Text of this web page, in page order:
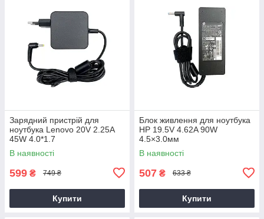
Зарядний пристрій для
ноутбука Lenovo 20V 2.25A
45W 4.0*1.7
В наявності
599 ₴ 749 ₴
Купити
Блок живлення для ноутбука
HP 19.5V 4.62A 90W
4.5×3.0мм
В наявності
507 ₴ 633 ₴
Купити